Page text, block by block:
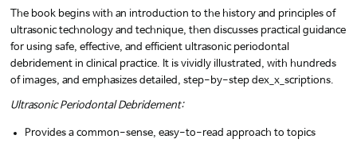
The book begins with an introduction to the history and principles of
ultrasonic technology and technique, then discusses practical guidance
for using safe, effective, and efficient ultrasonic periodontal
debridement in clinical practice. It is vividly illustrated, with hundreds
of images, and emphasizes detailed, step-by-step dex_x_scriptions.
Ultrasonic Periodontal Debridement:
Provides a common-sense, easy-to-read approach to topics